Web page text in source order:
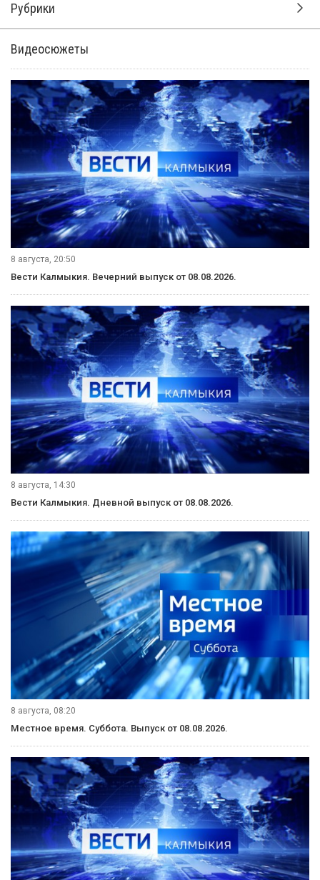
Рубрики
Видеосюжеты
8 августа, 20:50
Вести Калмыкия. Вечерний выпуск от 08.08.2026.
8 августа, 14:30
Вести Калмыкия. Дневной выпуск от 08.08.2026.
8 августа, 08:20
Местное время. Суббота. Выпуск от 08.08.2026.